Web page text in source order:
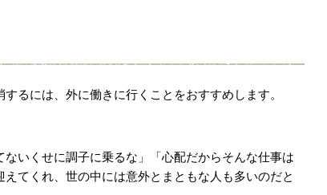
るには、外に働きに行くことをおすすめします。
いくせに調子に乗るな」「心配だからそんな仕事は
てくれ、世の中には意外とまともな人も多いのだと